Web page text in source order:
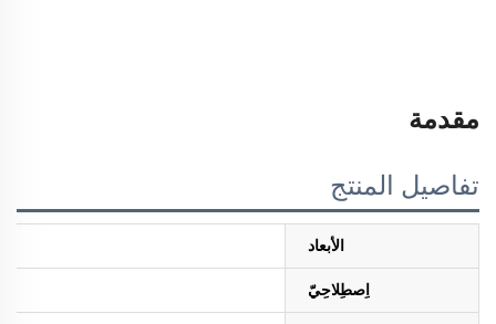
مقدمة
تفاصيل المنتج
الأبعاد
اِصطِلاحِيّ